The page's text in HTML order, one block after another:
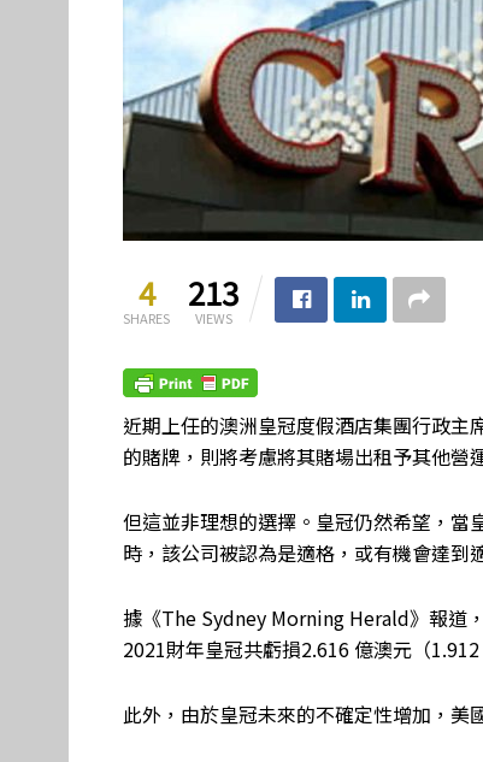
4
SHARES
213
VIEWS
近期上任的澳洲皇冠度假酒店集團行政主
的賭牌，則將考慮將其賭場出租予其他營
但這並非理想的選擇。皇冠仍然希望，
時，該公司被認為是適格，或有機會達到
據《The Sydney Morning Herald》報道
2021財年皇冠共虧損2.616 億澳元（1.912
此外，由於皇冠未來的不確定性增加，美